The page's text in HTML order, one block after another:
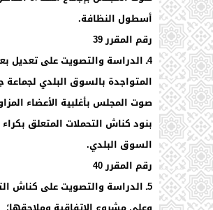
أسطول النظافة.
رقم المقرر 39
4ـ الدراسة والتصويت على تعديل
المتواجدة بالسوق البلدي
بنود كناش التحملات المتعلق
السوق البلدي.
رقم المقرر 40
5ـ الدراسة والتصويت على كناش